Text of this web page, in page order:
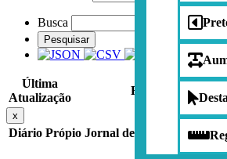
Busca
Pesquisar
Última
Atualização
Resumo
x
Diário Própio Jornal de Grande